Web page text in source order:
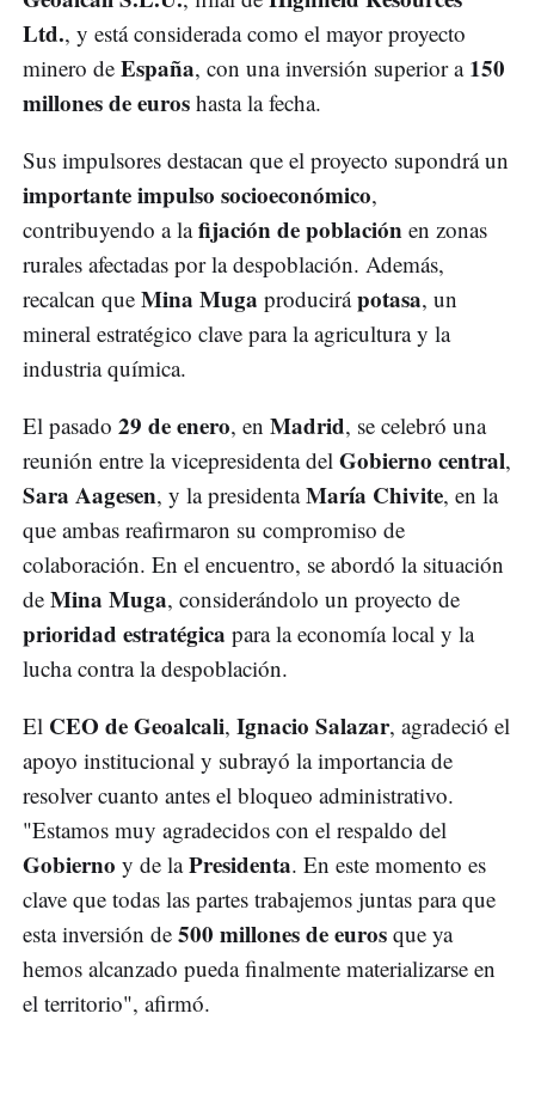
Ltd., y está considerada como el mayor proyecto
minero de España, con una inversión superior a 150
millones de euros hasta la fecha.
Sus impulsores destacan que el proyecto supondrá un
importante impulso socioeconómico,
contribuyendo a lafijación de población en zonas
rurales afectadas por la despoblación. Además,
recalcan que Mina Muga producirápotasa, un
mineral estratégico clave para la agricultura y la
industria química.
El pasado 29 de enero, en Madrid, se celebró una
reunión entre la vicepresidenta del Gobierno central,
Sara Aagesen, y la presidentaMaría Chivite, en la
que ambas reafirmaron su compromiso de
colaboración. En el encuentro, se abordó la situación
de Mina Muga, considerándolo un proyecto de
prioridad estratégica para la economía local y la
lucha contra la despoblación.
El CEO de Geoalcali, Ignacio Salazar, agradeció el
apoyo institucional y subrayó la importancia de
resolver cuanto antes el bloqueo administrativo.
"Estamos muy agradecidos con el respaldo del
Gobierno y de laPresidenta. En este momento es
clave que todas las partes trabajemos juntas para que
esta inversión de 500 millones de euros que ya
hemos alcanzado pueda finalmente materializarse en
el territorio", afirmó.